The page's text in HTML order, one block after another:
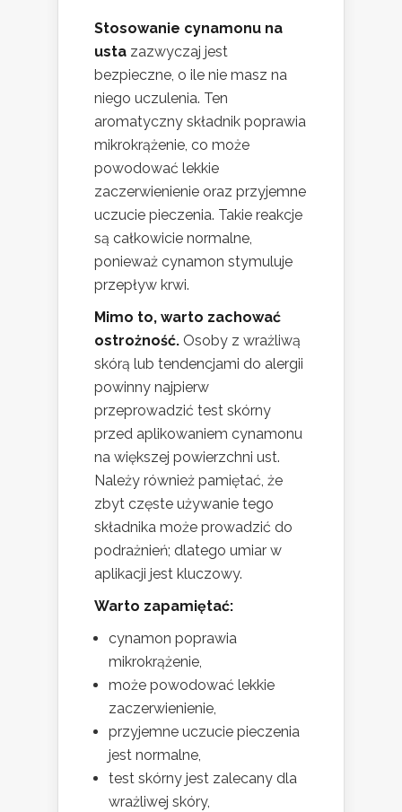
Stosowanie cynamonu na
usta zazwyczaj jest
bezpieczne, o ile nie masz na
niego uczulenia. Ten
aromatyczny składnik poprawia
mikrokrążenie, co może
powodować lekkie
zaczerwienienie oraz przyjemne
uczucie pieczenia. Takie reakcje
są całkowicie normalne,
ponieważ cynamon stymuluje
przepływ krwi.
Mimo to, warto zachować
ostrożność. Osoby z wrażliwą
skórą lub tendencjami do alergii
powinny najpierw
przeprowadzić test skórny
przed aplikowaniem cynamonu
na większej powierzchni ust.
Należy również pamiętać, że
zbyt częste używanie tego
składnika może prowadzić do
podrażnień; dlatego umiar w
aplikacji jest kluczowy.
Warto zapamiętać:
cynamon poprawia
mikrokrążenie,
może powodować lekkie
zaczerwienienie,
przyjemne uczucie pieczenia
jest normalne,
test skórny jest zalecany dla
wrażliwej skóry,